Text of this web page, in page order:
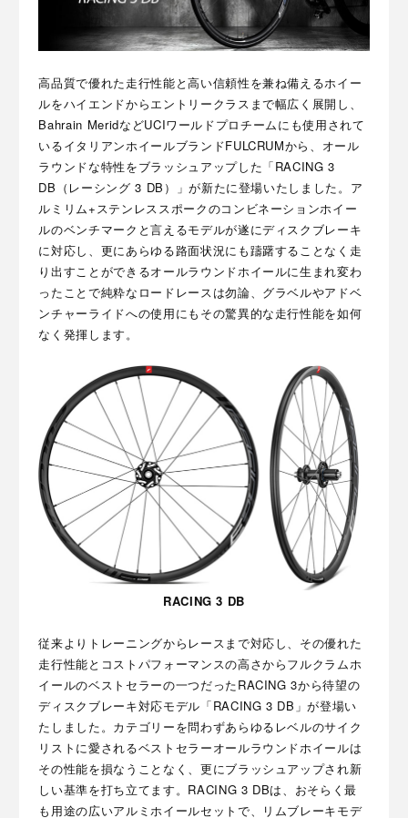
高品質で優れた走行性能と高い信頼性を兼ね備えるホイー
ルをハイエンドからエントリークラスまで幅広く展開し、
Bahrain MeridなどUCIワールドプロチームにも使用されて
いるイタリアンホイールブランドFULCRUMから、オール
ラウンドな特性をブラッシュアップした「RACING 3
DB（レーシング 3 DB）」が新たに登場いたしました。ア
ルミリム+ステンレススポークのコンビネーションホイー
ルのベンチマークと言えるモデルが遂にディスクブレーキ
に対応し、更にあらゆる路面状況にも躊躇することなく走
り出すことができるオールラウンドホイールに生まれ変わ
ったことで純粋なロードレースは勿論、グラベルやアドベ
ンチャーライドへの使用にもその驚異的な走行性能を如何
なく発揮します。
RACING 3 DB
従来よりトレーニングからレースまで対応し、その優れた
走行性能とコストパフォーマンスの高さからフルクラムホ
イールのベストセラーの一つだったRACING 3から待望の
ディスクブレーキ対応モデル「RACING 3 DB」が登場い
たしました。カテゴリーを問わずあらゆるレベルのサイク
リストに愛されるベストセラーオールラウンドホイールは
その性能を損なうことなく、更にブラッシュアップされ新
しい基準を打ち立てます。RACING 3 DBは、おそらく最
も用途の広いアルミホイールセットで、リムブレーキモデ